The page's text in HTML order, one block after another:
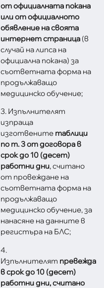
от официалната покана
или от официалното
обявление на своята
интернет страница (в
случай на липса на
официална покана) за
съответната форма на
продължаващо
медицинско обучение;
3. Изпълнителят
изпраща
изготвените таблици
по т. 3 от договора в
срок до 10 (десет)
работни дни, считано
от провеждане на
съответната форма на
продължаващо
медицинско обучение, за
нанасяне на данните в
регистъра на БЛС;
4.
Изпълнителят превежда
в срок до 10 (десет)
работни дни, считано